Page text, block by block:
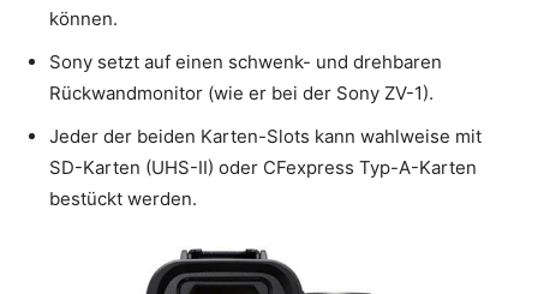
können.
Sony setzt auf einen schwenk- und drehbaren
Rückwandmonitor (wie er bei der Sony ZV-1).
Jeder der beiden Karten-Slots kann wahlweise mit
SD-Karten (UHS-II) oder CFexpress Typ-A-Karten
bestückt werden.